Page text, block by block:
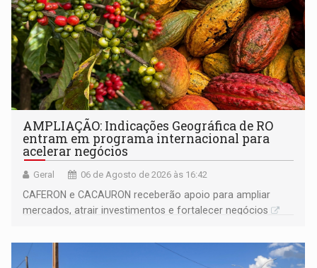
AMPLIAÇÃO: Indicações Geográfica de RO
entram em programa internacional para
acelerar negócios
Geral 06 de Agosto de 2026 às 16:42
CAFERON e CACAURON receberão apoio para ampliar
mercados, atrair investimentos e fortalecer negócios